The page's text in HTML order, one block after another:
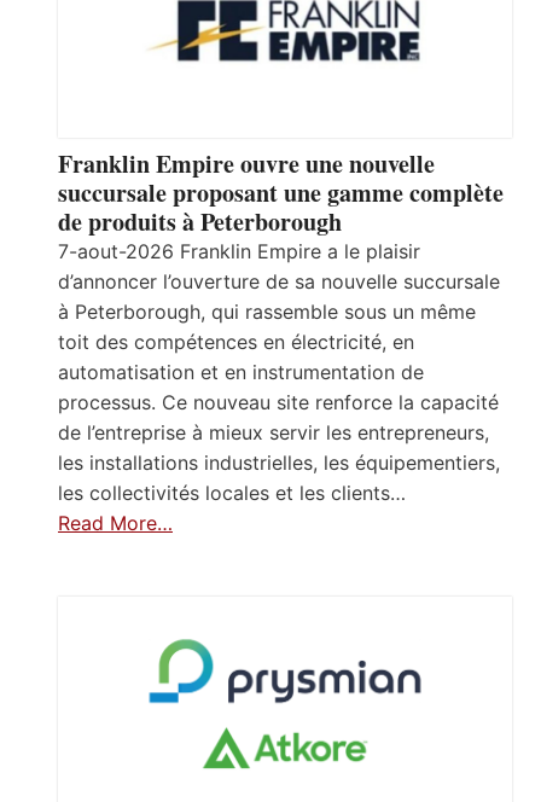
Franklin Empire ouvre une nouvelle
succursale proposant une gamme complète
de produits à Peterborough
7-aout-2026 Franklin Empire a le plaisir
d’annoncer l’ouverture de sa nouvelle succursale
à Peterborough, qui rassemble sous un même
toit des compétences en électricité, en
automatisation et en instrumentation de
processus. Ce nouveau site renforce la capacité
de l’entreprise à mieux servir les entrepreneurs,
les installations industrielles, les équipementiers,
les collectivités locales et les clients…
Read More…